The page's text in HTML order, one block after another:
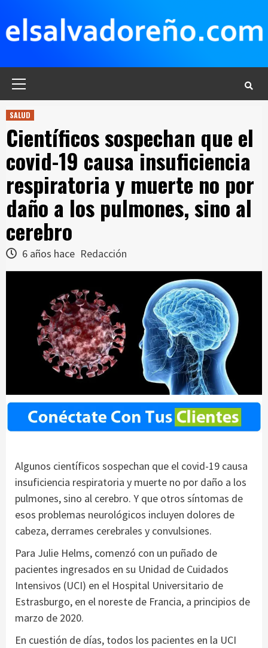
contenido
SALUD
Científicos sospechan que el
covid-19 causa insuficiencia
respiratoria y muerte no por
daño a los pulmones, sino al
cerebro
6 años hace Redacción
Algunos científicos sospechan que el covid-19 causa
insuficiencia respiratoria y muerte no por daño a los
pulmones, sino al cerebro. Y que otros síntomas de
esos problemas neurológicos incluyen dolores de
cabeza, derrames cerebrales y convulsiones.
Para Julie Helms, comenzó con un puñado de
pacientes ingresados en su Unidad de Cuidados
Intensivos (UCI) en el Hospital Universitario de
Estrasburgo, en el noreste de Francia, a principios de
marzo de 2020.
En cuestión de días, todos los pacientes en la UCI